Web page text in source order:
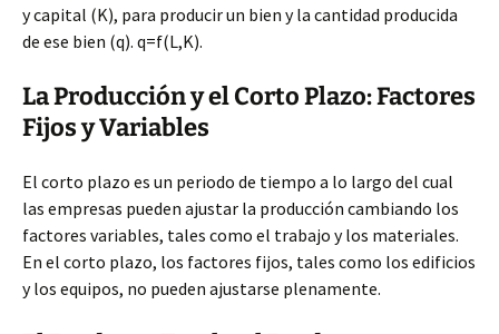
y capital (K), para producir un bien y la cantidad producida
de ese bien (q). q=f(L,K).
La Producción y el Corto Plazo: Factores
Fijos y Variables
El corto plazo es un periodo de tiempo a lo largo del cual
las empresas pueden ajustar la producción cambiando los
factores variables, tales como el trabajo y los materiales.
En el corto plazo, los factores fijos, tales como los edificios
y los equipos, no pueden ajustarse plenamente.